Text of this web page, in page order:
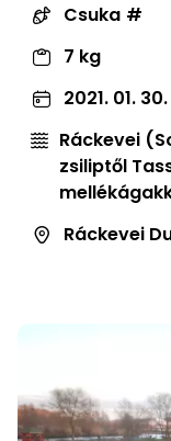
Csuka
7 kg
2021. 01. 30.
Ráckevei
zsiliptől
Ráckevei